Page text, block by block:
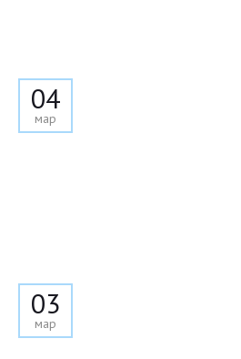
04
мар
03
мар